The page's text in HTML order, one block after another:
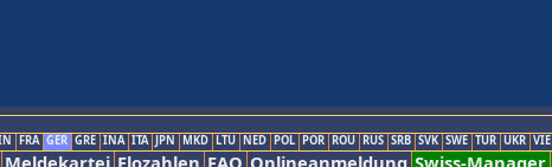
FRA GER GRE INA ITA JPN MKD LTU NED POL POR ROU RUS SRB SVK SWE TUR UKR VIE
Meldekartei Elozahlen FAQ Onlineanmeldung Swiss-Manager